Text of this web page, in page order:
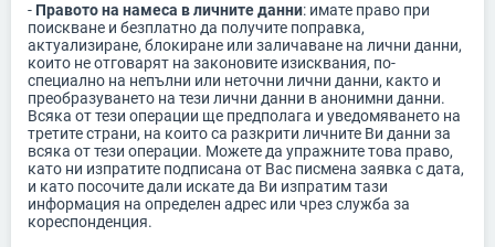
- Правото на намеса в личните данни: имате право при
поискване и безплатно да получите поправка,
актуализиране, блокиране или заличаване на лични данни,
които не отговарят на законовите изисквания, по-
специално на непълни или неточни лични данни, както и
преобразуването на тези лични данни в анонимни данни.
Всяка от тези операции ще предполага и уведомяването на
третите страни, на които са разкрити личните Ви данни за
всяка от тези операции. Можете да упражните това право,
като ни изпратите подписана от Вас писмена заявка с дата,
и като посочите дали искате да Ви изпратим тази
информация на определен адрес или чрез служба за
кореспонденция.